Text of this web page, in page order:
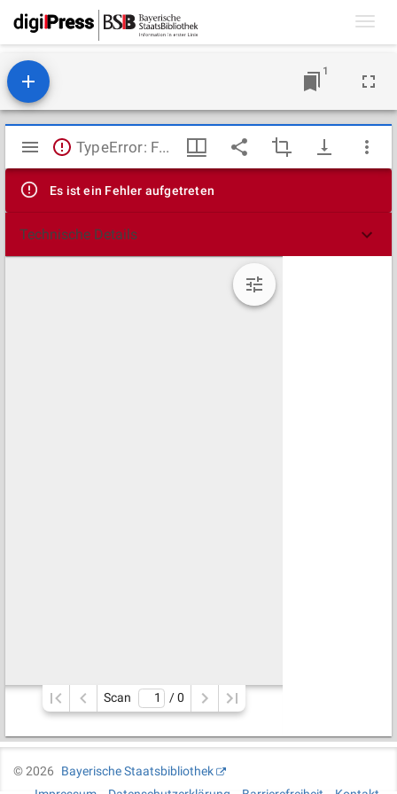
1
Mirador
Viewer
TypeError: Failed to fetch
Es ist ein Fehler aufgetreten
Technische Details
Scan / 0
©2026
Bayerische Staatsbibliothek